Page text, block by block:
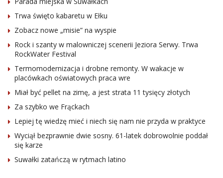
Trwa święto kabaretu w Ełku
Zobacz nowe „misie” na wyspie
Rock i szanty w malowniczej scenerii Jeziora Serwy. Trwa
RockWater Festival
Termomodernizacja i drobne remonty. W wakacje w
placówkach oświatowych praca wre
Miał być pellet na zimę, a jest strata 11 tysięcy złotych
Za szybko we Frąckach
Lepiej tę wiedzę mieć i niech się nam nie przyda w praktyce
Wyciął bezprawnie dwie sosny. 61-latek dobrowolnie poddał
się karze
Suwałki zatańczą w rytmach latino